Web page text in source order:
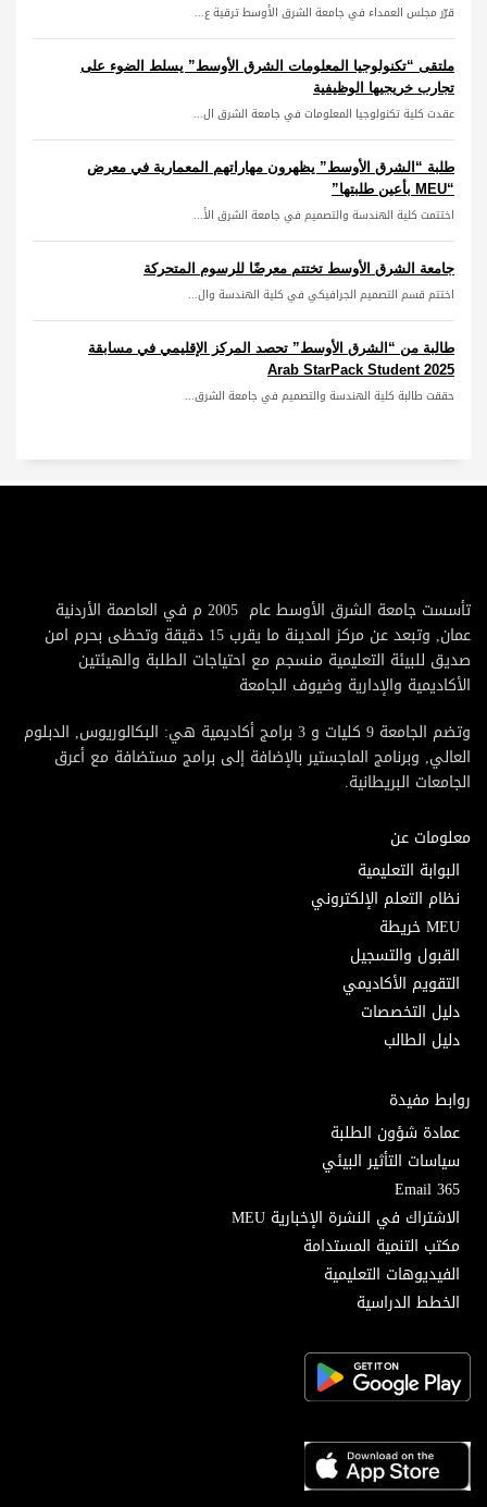
قرّر مجلس العمداء في جامعة الشرق الأوسط ترقية ع...
ملتقى “تكنولوجيا المعلومات الشرق الأوسط” يسلط الضوء على
تجارب خريجيها الوظيفية
عقدت كلية تكنولوجيا المعلومات في جامعة الشرق ال...
طلبة “الشرق الأوسط” يظهرون مهاراتهم المعمارية في معرض
“MEU بأعين طلبتها”
اختتمت كلية الهندسة والتصميم في جامعة الشرق الأ...
جامعة الشرق الأوسط تختتم معرضًا للرسوم المتحركة
اختتم قسم التصميم الجرافيكي في كلية الهندسة وال...
طالبة من “الشرق الأوسط” تحصد المركز الإقليمي في مسابقة
Arab StarPack Student 2025
حققت طالبة كلية الهندسة والتصميم في جامعة الشرق...
تأسست جامعة الشرق الأوسط عام 2005 م في العاصمة الأردنية
عمان, وتبعد عن مركز المدينة ما يقرب 15 دقيقة وتحظى بحرم امن
صديق للبيئة التعليمية منسجم مع احتياجات الطلبة والهيئتين
الأكاديمية والإدارية وضيوف الجامعة
وتضم الجامعة 9 كليات و 3 برامج أكاديمية هي: البكالوريوس, الدبلوم
العالي, وبرنامج الماجستير بالإضافة إلى برامج مستضافة مع أعرق
الجامعات البريطانية.
معلومات عن
البوابة التعليمية
نظام التعلم الإلكتروني
MEU خريطة
القبول والتسجيل
التقويم الأكاديمي
دليل التخصصات
دليل الطالب
روابط مفيدة
عمادة شؤون الطلبة
سياسات التأثير البيئي
Email 365
الاشتراك في النشرة الإخبارية MEU
مكتب التنمية المستدامة
الفيديوهات التعليمية
الخطط الدراسية